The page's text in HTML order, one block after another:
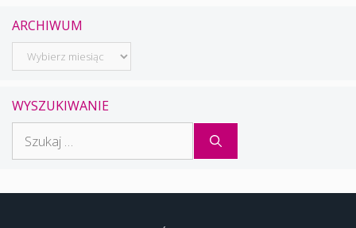
ARCHIWUM
Archiwum
WYSZUKIWANIE